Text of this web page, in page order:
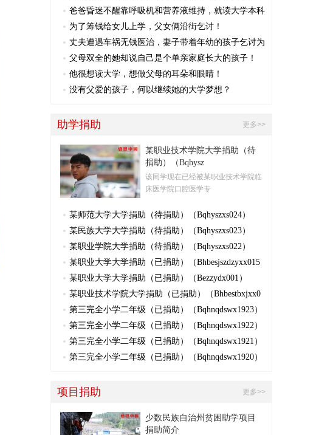
爸爸昏迷不醒靠呼吸机和营养液维持，就读大学本科
为了筹钱给女儿上学，父女俩沿街乞讨！
丈夫遭遇车祸无钱医治，妻子带着年幼的孩子乞讨为
父母双全的她却说自己是个单亲家庭长大的孩子！
他很想读大学，想做父母的耳朵和眼睛！
没有父爱的孩子，何以继续她的大学梦想？
更多>>
助学捐助
某职业技术学院大学捐助（待
捐助）（Bqhysz
该同学现在已经被某职业技术学院临
床医学院口腔医学专
某师范大学大学捐助（待捐助）（Bqhyszxs024）
某民族大学大学捐助（待捐助）（Bqhyszxs023）
某职业学院大学捐助（待捐助）（Bqhyszxs022）
某职业大学大学捐助（已捐助）（Bhbesjszdzyxx015
某职业大学大学捐助（已捐助）（Bezzydx001）
某职业技术学院大学捐助（已捐助）（Bhbestbxjxx0
第三完全小学二年级（已捐助）（Bqhnqdswx1923）
第三完全小学二年级（已捐助）（Bqhnqdswx1922）
第三完全小学二年级（已捐助）（Bqhnqdswx1921）
第三完全小学二年级（已捐助）（Bqhnqdswx1920）
更多>>
项目捐助
少数民族自治州贫困助学项目
捐助简介